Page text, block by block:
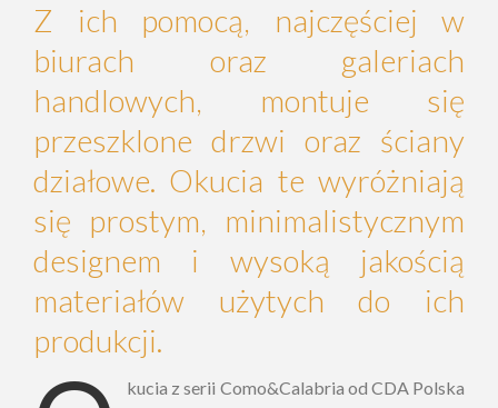
Z ich pomocą, najczęściej w
biurach oraz galeriach
handlowych, montuje się
przeszklone drzwi oraz ściany
działowe. Okucia te wyróżniają
się prostym, minimalistycznym
designem i wysoką jakością
materiałów użytych do ich
produkcji.
kucia z serii Como&Calabria od CDA Polska